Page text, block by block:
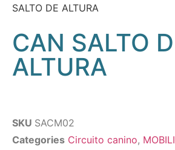
SALTO DE ALTURA
CAN SALTO
ALTURA
SKU SACM02
Categories Circuito canino,